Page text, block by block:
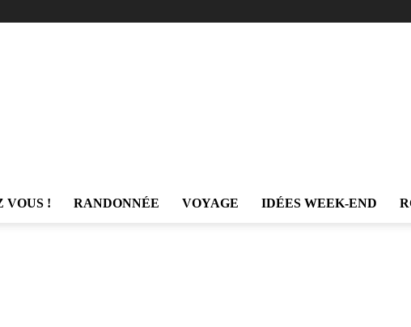
VOUS ! RANDONNÉE VOYAGE IDÉES WEEK-END